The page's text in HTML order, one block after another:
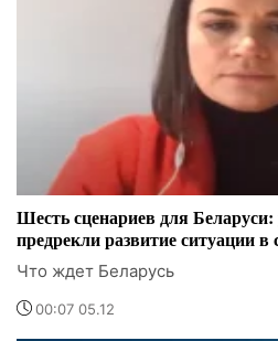
Шесть сценариев для
предрекли развитие ситуации в
Что ждет Беларусь
00:07 05.12